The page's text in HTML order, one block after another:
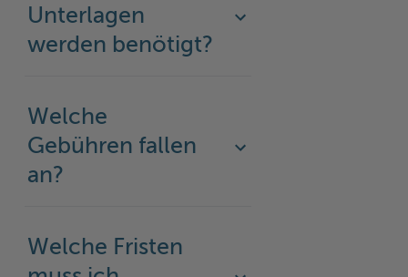
Unterlagen
werden benötigt?
Welche
Gebühren fallen
an?
Welche Fristen